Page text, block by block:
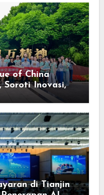
of China
Soroti Inovasi,
di Tianjin